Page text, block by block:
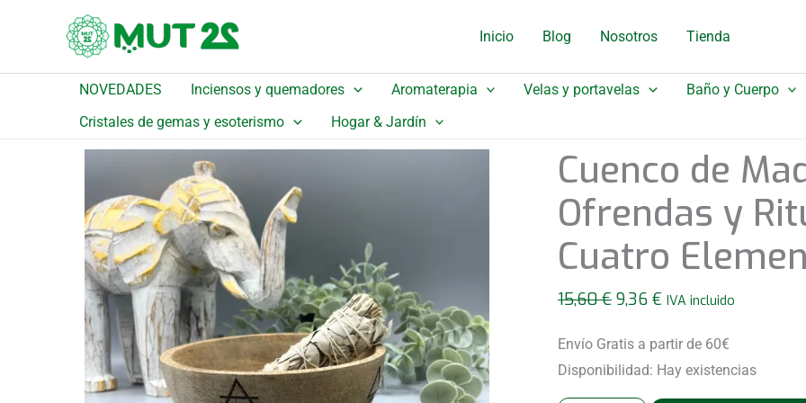
Inicio Blog Nosotros Tienda
NOVEDADES Inciensos y quemadores Aromaterapia Velas y portavelas Baño y Cuerpo
Cristales de gemas y esoterismo
Hogar & Jardín
Cuenco de
Ofrendas y
Cuatro
15,60€ El
original
era:
15,60 €.
9,36 €El
actual
es:
IVA incluido
Envío Gratis a partir de 60€
Disponibilidad: Hay existencias